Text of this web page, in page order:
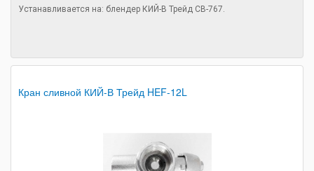
Устанавливается на: блендер КИЙ-В Трейд CB-767.
Кран сливной КИЙ-В Трейд HEF-12L